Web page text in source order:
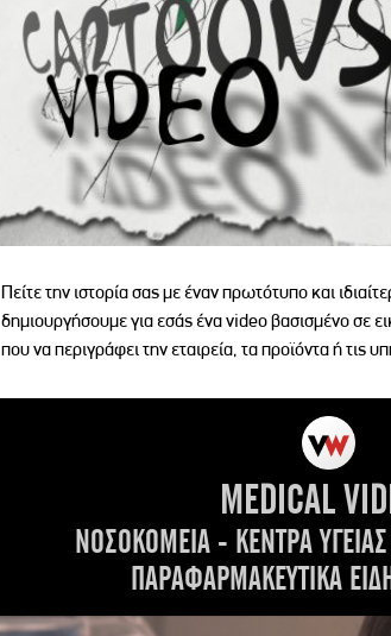
Πείτε την ιστορία σας με έναν πρωτότυπο και
δημιουργήσουμε για εσάς ένα video βασισμένο σε
που να περιγράφει την εταιρεία, τα προϊόντα ή τις
MEDICAL
ΝΟΣΟΚΟΜΕΙΑ - ΚΕΝΤΡΑ
ΠΑΡΑΦΑΡΜΑΚΕΥΤΙΚΑ